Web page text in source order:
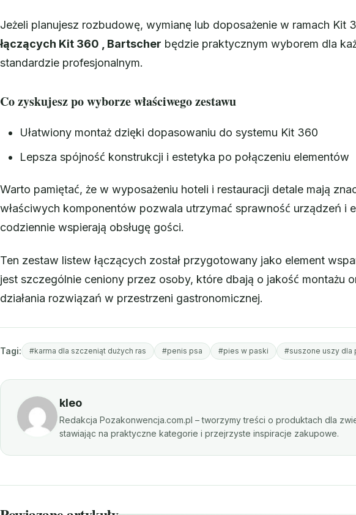
Jeżeli planujesz rozbudowę, wymianę lub doposażenie w ramach Kit
łączących Kit 360 , Bartscher będzie praktycznym wyborem dla
standardzie profesjonalnym.
Co zyskujesz po wyborze właściwego zestawu
Ułatwiony montaż dzięki dopasowaniu do systemu Kit 360
Lepsza spójność konstrukcji i estetyka po połączeniu elementów
Warto pamiętać, że w wyposażeniu hoteli i restauracji detale mają
właściwych komponentów pozwala utrzymać sprawność urządzeń i
codziennie wspierają obsługę gości.
Ten zestaw listew łączących został przygotowany jako element
jest szczególnie ceniony przez osoby, które dbają o jakość montażu
działania rozwiązań w przestrzeni gastronomicznej.
Tagi: #karma dla szczeniąt dużych ras #penis psa #pies w paski #suszone uszy dla
kleo
Redakcja Pozakonwencja.com.pl – tworzymy treści o produktach dla
stawiając na praktyczne kategorie i przejrzyste inspiracje zakupowe.